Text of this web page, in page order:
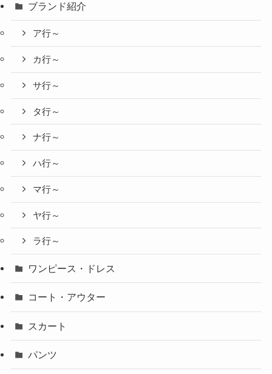
ブランド紹介
ア行～
カ行～
サ行～
タ行～
ナ行～
ハ行～
マ行～
ヤ行～
ラ行～
ワンピース・ドレス
コート・アウター
スカート
パンツ